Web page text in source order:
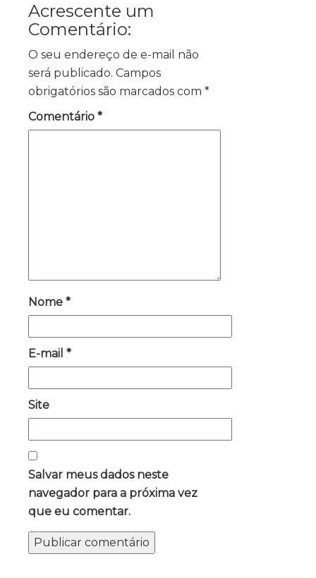
Acrescente um
Comentário:
O seu endereço de e-mail não
será publicado. Campos
obrigatórios são marcados com *
Comentário *
Nome *
E-mail *
Site
Salvar meus dados neste
navegador para a próxima vez
que eu comentar.